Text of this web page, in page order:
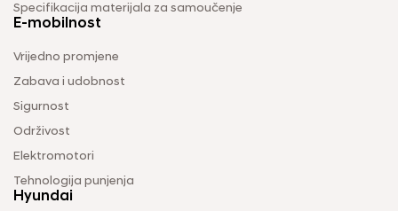
Specifikacija materijala za samoučenje
E-mobilnost
Vrijedno promjene
Zabava i udobnost
Sigurnost
Održivost
Elektromotori
Tehnologija punjenja
Hyundai